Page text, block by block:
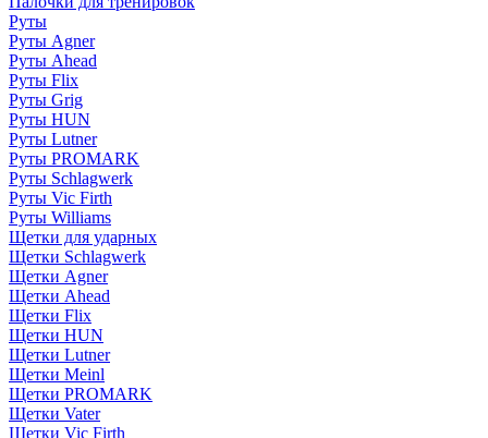
Руты
Руты Agner
Руты Ahead
Руты Flix
Руты Grig
Руты HUN
Руты Lutner
Руты PROMARK
Руты Schlagwerk
Руты Vic Firth
Руты Williams
Щетки для ударных
Щетки Schlagwerk
Щетки Agner
Щетки Ahead
Щетки Flix
Щетки HUN
Щетки Lutner
Щетки Meinl
Щетки PROMARK
Щетки Vater
Щетки Vic Firth